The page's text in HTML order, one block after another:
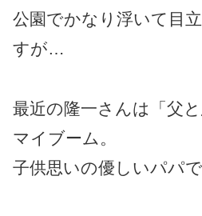
公園でかなり浮いて目
すが…
最近の隆一さんは「父
マイブーム。
子供思いの優しいパパで